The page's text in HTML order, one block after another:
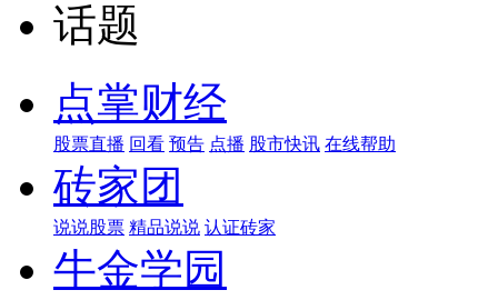
话题
点掌财经
股票直播 回看 预告 点播 股市快讯 在线帮助
砖家团
说说股票 精品说说 认证砖家
牛金学园